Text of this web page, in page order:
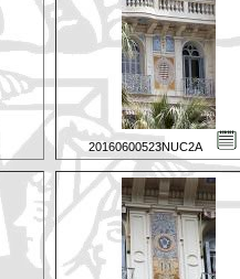
20160600523NUC2A